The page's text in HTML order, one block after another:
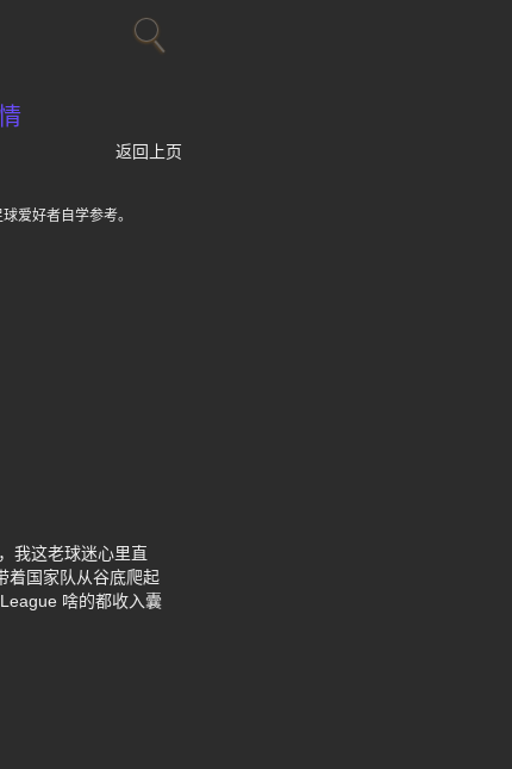
返回上页
爱好者自学参考。
我这老球迷心里直
着国家队从谷底爬起
啥的都收入囊